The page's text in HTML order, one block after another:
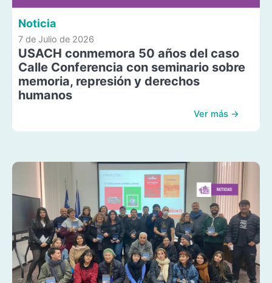
Noticia
7 de Julio de 2026
USACH conmemora 50 años del caso
Calle Conferencia con seminario sobre
memoria, represión y derechos
humanos
Ver más →